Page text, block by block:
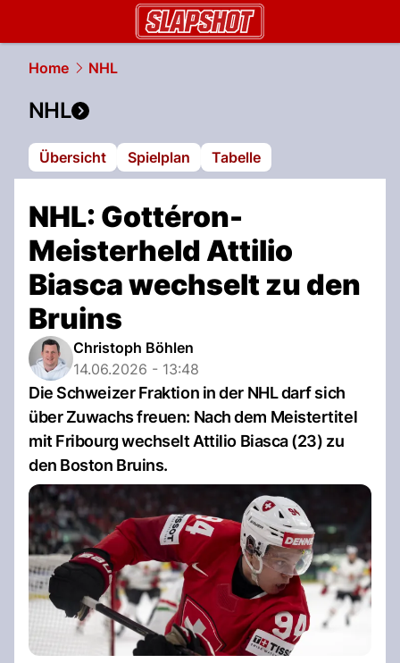
Home NHL
NHL
Übersicht Spielplan Tabelle
NHL: Gottéron-
Meisterheld Attilio
Biasca wechselt zu den
Bruins
Christoph Böhlen
14.06.2026 - 13:48
Die Schweizer Fraktion in der NHL darf sich
über Zuwachs freuen: Nach dem Meistertitel
mit Fribourg wechselt Attilio Biasca (23) zu
den Boston Bruins.